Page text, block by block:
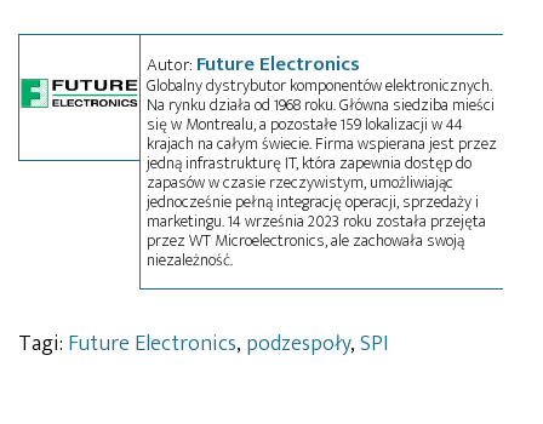
Autor: Future Electronics
Globalny dystrybutor komponentów elektronicznych.
Na rynku działa od 1968 roku. Główna siedziba mieści
się w Montrealu, a pozostałe 159 lokalizacji w 44
krajach na całym świecie. Firma wspierana jest przez
jedną infrastrukturę IT, która zapewnia dostęp do
zapasów w czasie rzeczywistym, umożliwiając
jednocześnie pełną integrację operacji, sprzedaży i
marketingu. 14 września 2023 roku została przejęta
przez WT Microelectronics, ale zachowała swoją
niezależność.
Tagi: Future Electronics, podzespoły,SPI